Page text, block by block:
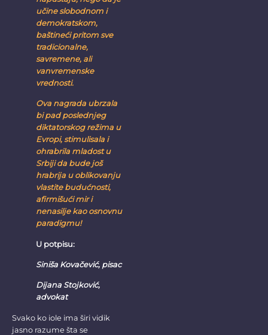
učine slobodnom i
demokratskom,
baštineći pritom sve
tradicionalne,
savremene, ali
vanvremenske
vrednosti.
Ova nagrada ubrzala
bi pad poslednjeg
diktatorskog režima u
Evropi, stimulisala i
ohrabrila mladost u
Srbiji da bude još
hrabrija u oblikovanju
vlastite budućnosti,
afirmišući mir i
nenasilje kao osnovnu
paradigmu!
U potpisu:
Siniša Kovačević, pisac
Dijana Stojković,
advokat
Svako ko iole ima širi vidik
jasno razume šta se